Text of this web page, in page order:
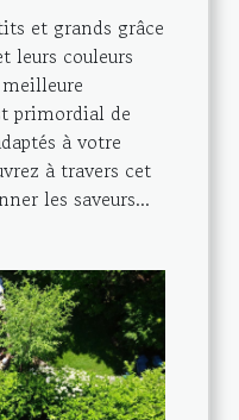
et grands grâce
leurs couleurs
primordial de
à votre
à travers cet
les saveurs...